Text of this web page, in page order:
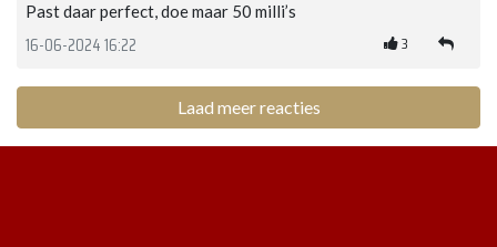
Past daar perfect, doe maar 50 milli’s
16-06-2024 16:22 3
Laad meer reacties